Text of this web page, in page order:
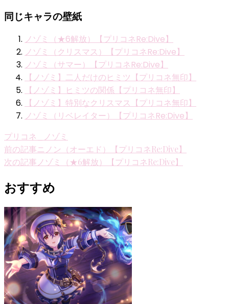
同じキャラの壁紙
ノゾミ（★6解放）【プリコネRe:Dive】
ノゾミ（クリスマス）【プリコネRe:Dive】
ノゾミ（サマー）【プリコネRe:Dive】
【ノゾミ】二人だけのヒミツ【プリコネ無印】
【ノゾミ】ヒミツの関係【プリコネ無印】
【ノゾミ】特別なクリスマス【プリコネ無印】
ノゾミ（リベレイター）【プリコネRe:Dive】
プリコネ_ノゾミ
投
稿
ナ
ビ
ゲ
ー
シ
ョ
ン
前の記事ニノン（オーエド）【プリコネRe:Dive】
次の記事 ノゾミ（★6解放）【プリコネRe:Dive】
おすすめ